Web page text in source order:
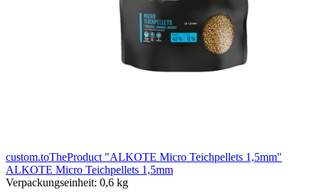
custom.toTheProduct "ALKOTE Micro Teichpellets 1,5mm"
ALKOTE Micro Teichpellets 1,5mm
Verpackungseinheit: 0,6 kg